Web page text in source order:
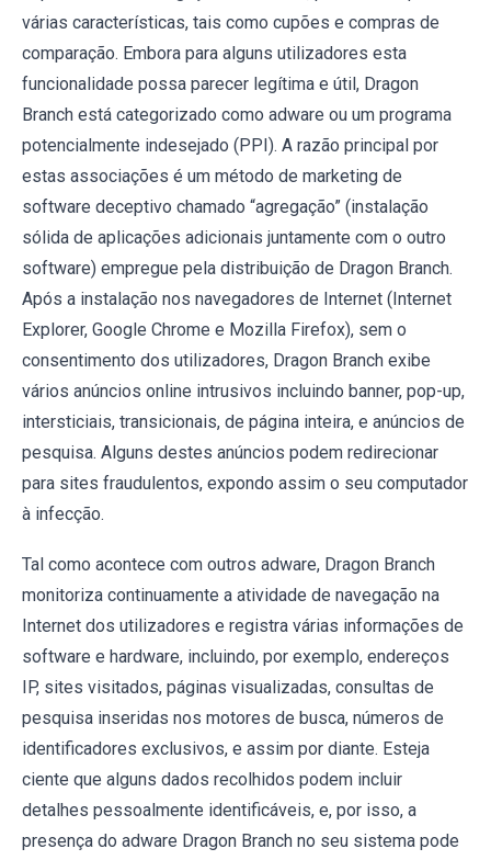
várias características, tais como cupões e compras de
comparação. Embora para alguns utilizadores esta
funcionalidade possa parecer legítima e útil, Dragon
Branch está categorizado como adware ou um programa
potencialmente indesejado (PPI). A razão principal por
estas associações é um método de marketing de
software deceptivo chamado “agregação” (instalação
sólida de aplicações adicionais juntamente com o outro
software) empregue pela distribuição de Dragon Branch.
Após a instalação nos navegadores de Internet (Internet
Explorer, Google Chrome e Mozilla Firefox), sem o
consentimento dos utilizadores, Dragon Branch exibe
vários anúncios online intrusivos incluindo banner, pop-up,
intersticiais, transicionais, de página inteira, e anúncios de
pesquisa. Alguns destes anúncios podem redirecionar
para sites fraudulentos, expondo assim o seu computador
à infecção.
Tal como acontece com outros adware, Dragon Branch
monitoriza continuamente a atividade de navegação na
Internet dos utilizadores e registra várias informações de
software e hardware, incluindo, por exemplo, endereços
IP, sites visitados, páginas visualizadas, consultas de
pesquisa inseridas nos motores de busca, números de
identificadores exclusivos, e assim por diante. Esteja
ciente que alguns dados recolhidos podem incluir
detalhes pessoalmente identificáveis, e, por isso, a
presença do adware Dragon Branch no seu sistema pode